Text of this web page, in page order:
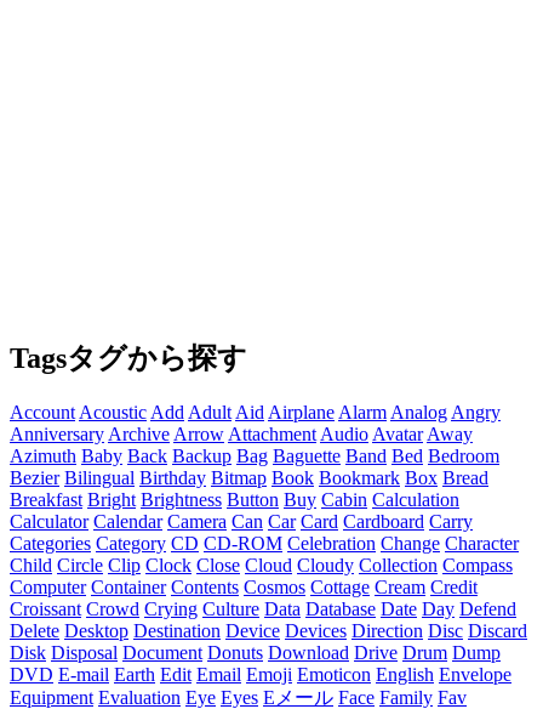
Tagsタグから探す
Account Acoustic Add Adult Aid Airplane Alarm Analog Angry
Anniversary Archive Arrow Attachment Audio Avatar Away
Azimuth Baby Back Backup Bag Baguette Band Bed Bedroom
Bezier Bilingual Birthday Bitmap Book Bookmark Box Bread
Breakfast Bright Brightness Button Buy Cabin Calculation
Calculator Calendar Camera Can Car Card Cardboard Carry
Categories Category CD CD-ROM Celebration Change Character
Child Circle Clip Clock Close Cloud Cloudy Collection Compass
Computer Container Contents Cosmos Cottage Cream Credit
Croissant Crowd Crying Culture Data Database Date Day Defend
Delete Desktop Destination Device Devices Direction Disc Discard
Disk Disposal Document Donuts Download Drive Drum Dump
DVD E-mail Earth Edit Email Emoji Emoticon English Envelope
Equipment Evaluation Eye Eyes Eメール Face Family Fav